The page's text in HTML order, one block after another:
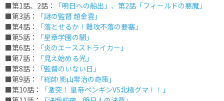
■第1話、2話：
「明日への船出」、第2話「フィールドの悪魔」
■第3話：
「謎の監督 趙金雲」
■第4話：
「落とせるか！難攻不落の要塞」
■第5話：
「星章学園の闇」
■第6話：
「炎のエースストライカー」
■第7話：
「見え始める光」
■第8話：
「監督のいない日」
■第9話：
「総帥 影山零治の奇策」
■第10話：
「激突！ 皇帝ペンギンVS北極グマ！！」